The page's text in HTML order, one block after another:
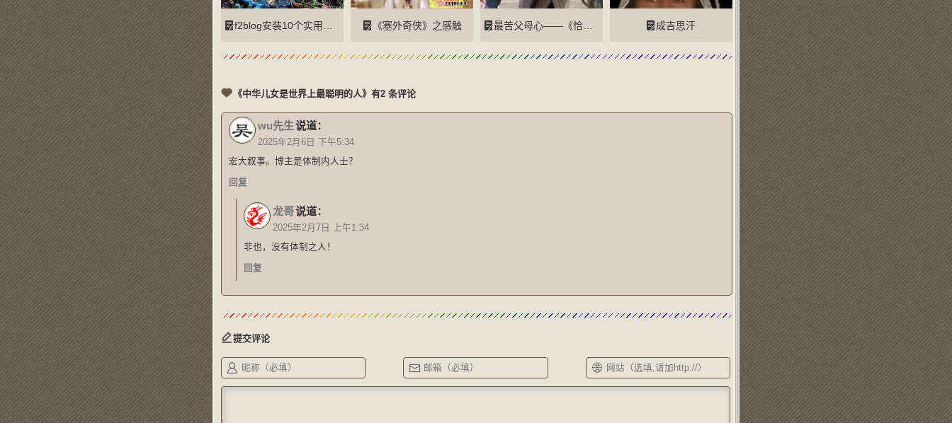
《中华儿女是世界上最聪明的人》有2 条评论
wu先生说道：
2025年2月6日 下午5:34
宏大叙事。博主是体制内人士？
回复
龙哥说道：
2025年2月7日 上午1:34
非也，没有体制之人！
回复
提交评论
f2blog安装10个实用的JavaScript图片特效 《塞外奇侠》之感触 最苦父母心——《恰同学少年》 成吉思汗